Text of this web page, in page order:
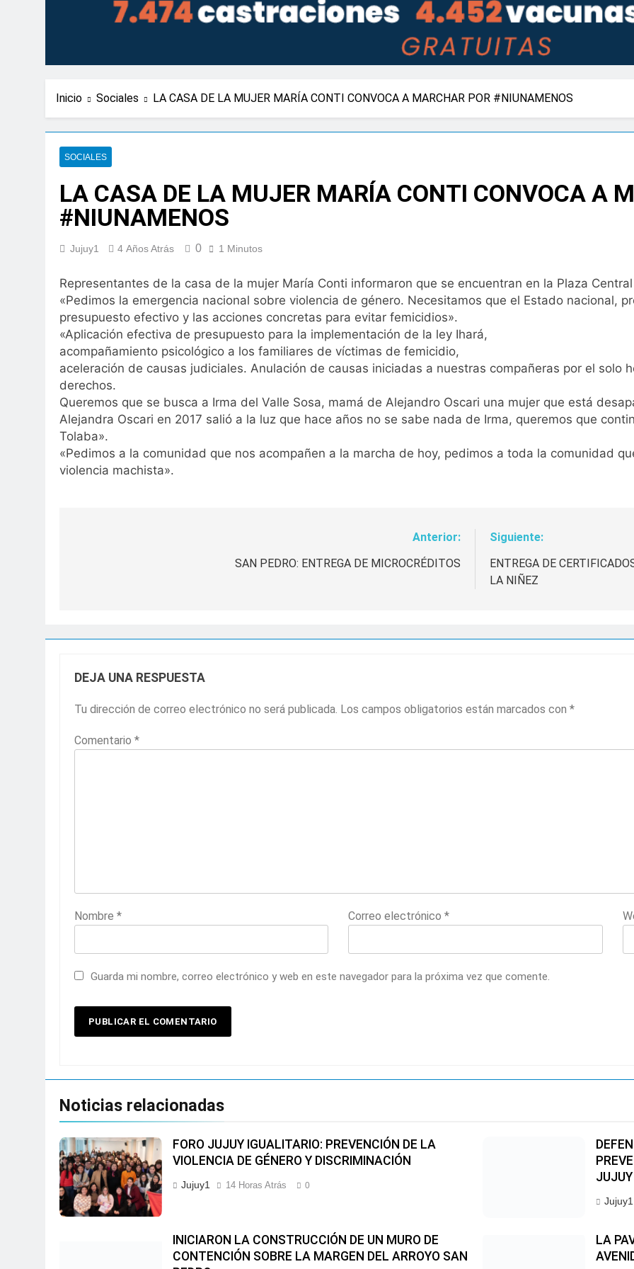
Inicio Sociales LA CASA DE LA MUJER MARÍA CONTI CONVOCA A MARCHAR POR #NIUNAMENOS
SOCIALES
LA CASA DE LA MUJER MARÍA CONTI CONVOCA A
#NIUNAMENOS
Jujuy1 4 Años Atrás 0 1 Minutos
Representantes de la casa de la mujer María Conti informaron que se encuentran en la Plaza
«Pedimos la emergencia nacional sobre violencia de género. Necesitamos que el Estado nacional,
presupuesto efectivo y las acciones concretas para evitar femicidios».
«Aplicación efectiva de presupuesto para la implementación de la ley Ihará,
acompañamiento psicológico a los familiares de víctimas de femicidio,
aceleración de causas judiciales. Anulación de causas iniciadas a nuestras compañeras por el solo
derechos.
Queremos que se busca a Irma del Valle Sosa, mamá de Alejandro Oscari una mujer que está
Alejandra Oscari en 2017 salió a la luz que hace años no se sabe nada de Irma, queremos que
Tolaba».
«Pedimos a la comunidad que nos acompañen a la marcha de hoy, pedimos a toda la comunidad
violencia machista».
Anterior:
SAN PEDRO: ENTREGA DE MICROCRÉDITOS
Siguiente:
ENTREGA DE
LA NIÑEZ
DEJA UNA RESPUESTA
Tu dirección de correo electrónico no será publicada. Los campos obligatorios están marcados con *
Comentario *
Nombre * Correo electrónico*
Guarda mi nombre, correo electrónico y web en este navegador para la próxima vez que comente.
Noticias relacionadas
FORO JUJUY IGUALITARIO: PREVENCIÓN DE LA
VIOLENCIA DE GÉNERO Y DISCRIMINACIÓN
Jujuy1 14 Horas Atrás 0
JUJUY
Jujuy1
INICIARON LA CONSTRUCCIÓN DE UN MURO DE
CONTENCIÓN SOBRE LA MARGEN DEL ARROYO SAN
LA